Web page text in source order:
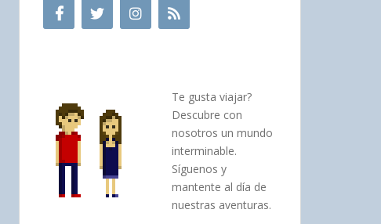
Te gusta viajar?
Descubre con
nosotros un mundo
interminable.
Síguenos y
mantente al día de
nuestras aventuras.